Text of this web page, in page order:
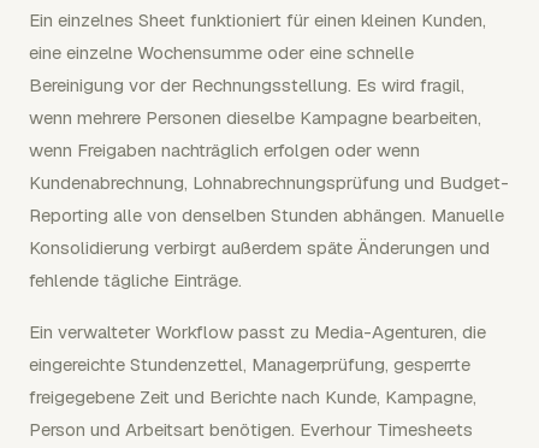
Ein einzelnes Sheet funktioniert für einen kleinen Kunden,
eine einzelne Wochensumme oder eine schnelle
Bereinigung vor der Rechnungsstellung. Es wird fragil,
wenn mehrere Personen dieselbe Kampagne bearbeiten,
wenn Freigaben nachträglich erfolgen oder wenn
Kundenabrechnung, Lohnabrechnungsprüfung und Budget-
Reporting alle von denselben Stunden abhängen. Manuelle
Konsolidierung verbirgt außerdem späte Änderungen und
fehlende tägliche Einträge.
Ein verwalteter Workflow passt zu Media-Agenturen, die
eingereichte Stundenzettel, Managerprüfung, gesperrte
freigegebene Zeit und Berichte nach Kunde, Kampagne,
Person und Arbeitsart benötigen. Everhour Timesheets